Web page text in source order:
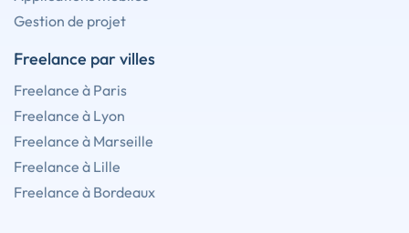
Gestion de projet
Freelance par villes
Freelance à Paris
Freelance à Lyon
Freelance à Marseille
Freelance à Lille
Freelance à Bordeaux